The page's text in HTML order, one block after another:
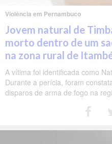
Violência em Pernambuco
Jovem natural de
morto dentro de um
na zona rural de
A vítima foi identificada como
Durante a perícia, foram
disparos de arma de fogo na